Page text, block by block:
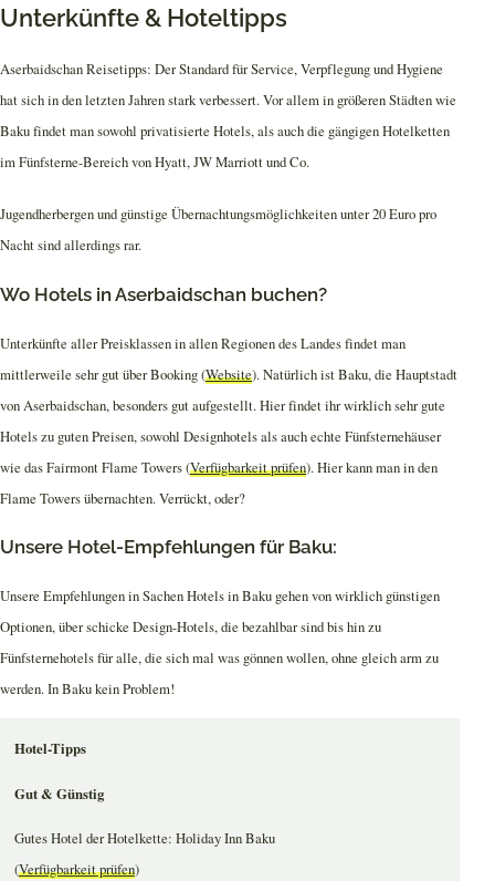
Unterkünfte & Hoteltipps
Aserbaidschan Reisetipps: Der Standard für Service, Verpflegung und Hygiene
hat sich in den letzten Jahren stark verbessert. Vor allem in größeren Städten wie
Baku findet man sowohl privatisierte Hotels, als auch die gängigen Hotelketten
im Fünfsterne-Bereich von Hyatt, JW Marriott und Co.
Jugendherbergen und günstige Übernachtungsmöglichkeiten unter 20 Euro pro
Nacht sind allerdings rar.
Wo Hotels in Aserbaidschan buchen?
Unterkünfte aller Preisklassen in allen Regionen des Landes findet man
mittlerweile sehr gut über Booking (Website). Natürlich ist Baku, die Hauptstadt
von Aserbaidschan, besonders gut aufgestellt. Hier findet ihr wirklich sehr gute
Hotels zu guten Preisen, sowohl Designhotels als auch echte Fünfsternehäuser
wie das Fairmont Flame Towers (Verfügbarkeit prüfen). Hier kann man in den
Flame Towers übernachten. Verrückt, oder?
Unsere Hotel-Empfehlungen für Baku:
Unsere Empfehlungen in Sachen Hotels in Baku gehen von wirklich günstigen
Optionen, über schicke Design-Hotels, die bezahlbar sind bis hin zu
Fünfsternehotels für alle, die sich mal was gönnen wollen, ohne gleich arm zu
werden. In Baku kein Problem!
Hotel-Tipps
Gut & Günstig
Gutes Hotel der Hotelkette: Holiday Inn Baku
(Verfügbarkeit prüfen)